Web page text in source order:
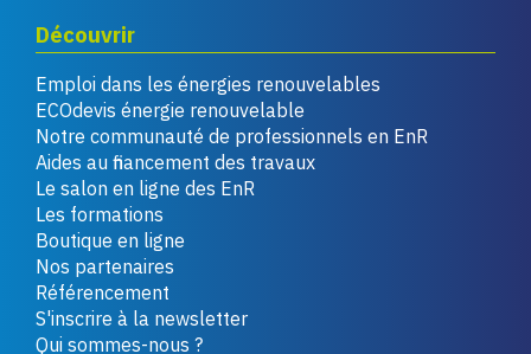
Découvrir
Emploi dans les énergies renouvelables
ECOdevis énergie renouvelable
Notre communauté de professionnels en EnR
Aides au financement des travaux
Le salon en ligne des EnR
Les formations
Boutique en ligne
Nos partenaires
Référencement
S'inscrire à la newsletter
Qui sommes-nous ?